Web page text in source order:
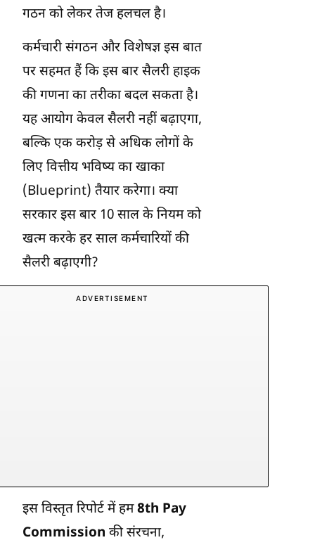
गठन को लेकर तेज हलचल है।
कर्मचारी संगठन और विशेषज्ञ इस बात
पर सहमत हैं कि इस बार सैलरी हाइक
की गणना का तरीका बदल सकता है।
यह आयोग केवल सैलरी नहीं बढ़ाएगा,
बल्कि एक करोड़ से अधिक लोगों के
लिए वित्तीय भविष्य का खाका
(Blueprint) तैयार करेगा। क्या
सरकार इस बार 10 साल के नियम को
खत्म करके हर साल कर्मचारियों की
सैलरी बढ़ाएगी?
ADVERTISEMENT
इस विस्तृत रिपोर्ट में हम8th Pay
Commission की संरचना,